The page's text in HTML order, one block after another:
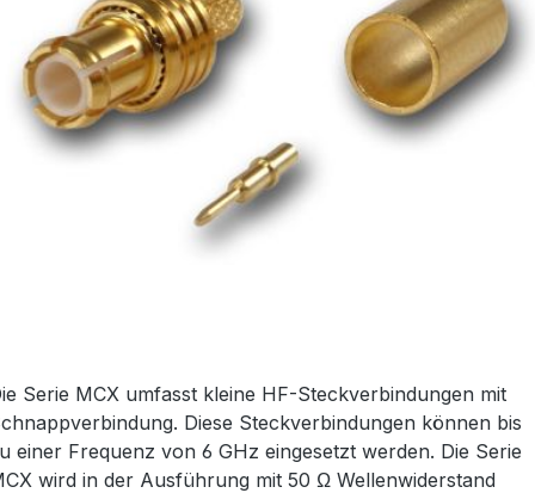
Serie MCX umfasst kleine HF-Steckverbindungen mit
Diese Steckverbindungen können bis
einer Frequenz von 6 GHz eingesetzt werden. Die Serie
wird in der Ausführung mit 50 Ω Wellenwiderstand